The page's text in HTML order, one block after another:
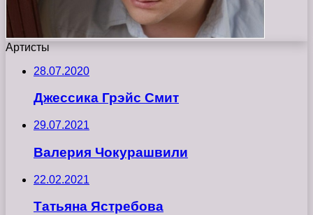
Артисты
28.07.2020
Джессика Грэйс Смит
29.07.2021
Валерия Чокурашвили
22.02.2021
Татьяна Ястребова